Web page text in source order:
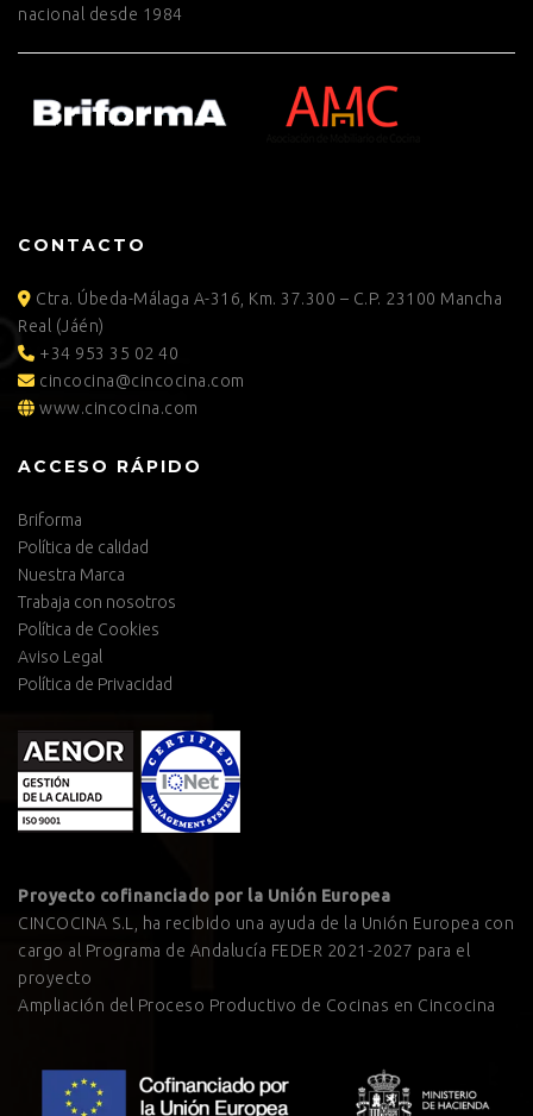
nacional desde 1984
CONTACTO
Ctra. Úbeda-Málaga A-316, Km. 37.300 – C.P. 23100 Mancha
Real (Jáén)
+34 953 35 02 40
cincocina@cincocina.com
www.cincocina.com
ACCESO RÁPIDO
Briforma
Política de calidad
Nuestra Marca
Trabaja con nosotros
Política de Cookies
Aviso Legal
Política de Privacidad
Proyecto cofinanciado por la Unión Europea
CINCOCINA S.L, ha recibido una ayuda de la Unión Europea con
cargo al Programa de Andalucía FEDER 2021-2027 para el
proyecto
Ampliación del Proceso Productivo de Cocinas en Cincocina